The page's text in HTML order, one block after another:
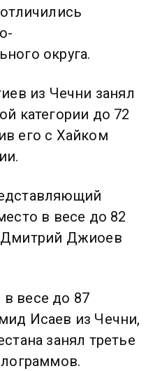
округа.
из Чечни занял
категории до 72
его с Хайком
в весе до 82
Дмитрий Джиоев
весе до 87
Исаев из Чечни,
занял третье